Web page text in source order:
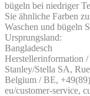
bügeln bei niedriger
Sie ähnliche Farben
Waschen und bügeln
Ursprungsland:
Bangladesch
Herstellerinformation
Stanley/Stella SA,
Belgium / BE,
eu/customer-service,